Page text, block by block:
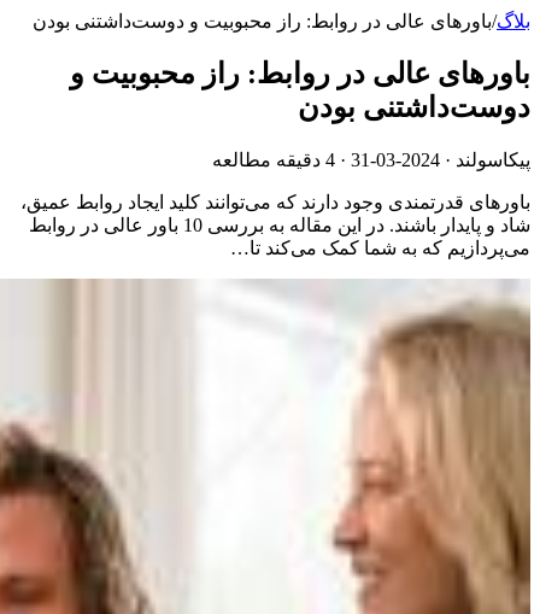
بلاگ/باورهای عالی در روابط: راز محبوبیت و دوست‌داشتنی بودن
باورهای عالی در روابط: راز محبوبیت و
دوست‌داشتنی بودن
پیکاسولند · 2024-03-31 · 4 دقیقه مطالعه
باورهای قدرتمندی وجود دارند که می‌توانند کلید ایجاد روابط عمیق،
شاد و پایدار باشند. در این مقاله به بررسی 10 باور عالی در روابط
می‌پردازیم که به شما کمک می‌کند تا…